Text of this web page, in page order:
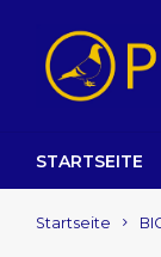
STARTSEITE
Startseite